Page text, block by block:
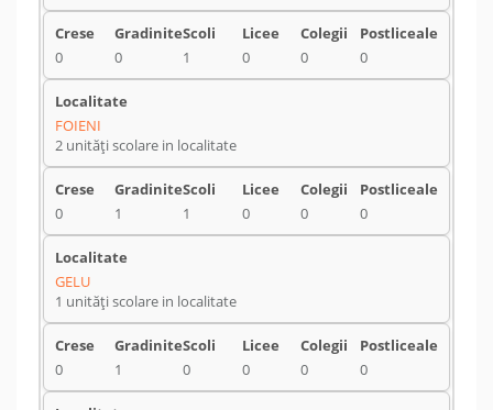
0 0 1 0 0 0
FOIENI
2 unități scolare in localitate
0 1 1 0 0 0
GELU
1 unități scolare in localitate
0 1 0 0 0 0